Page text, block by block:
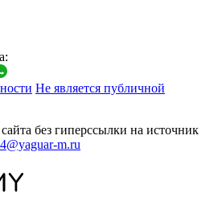
Не является публичной
без гиперссылки на источник
m.ru